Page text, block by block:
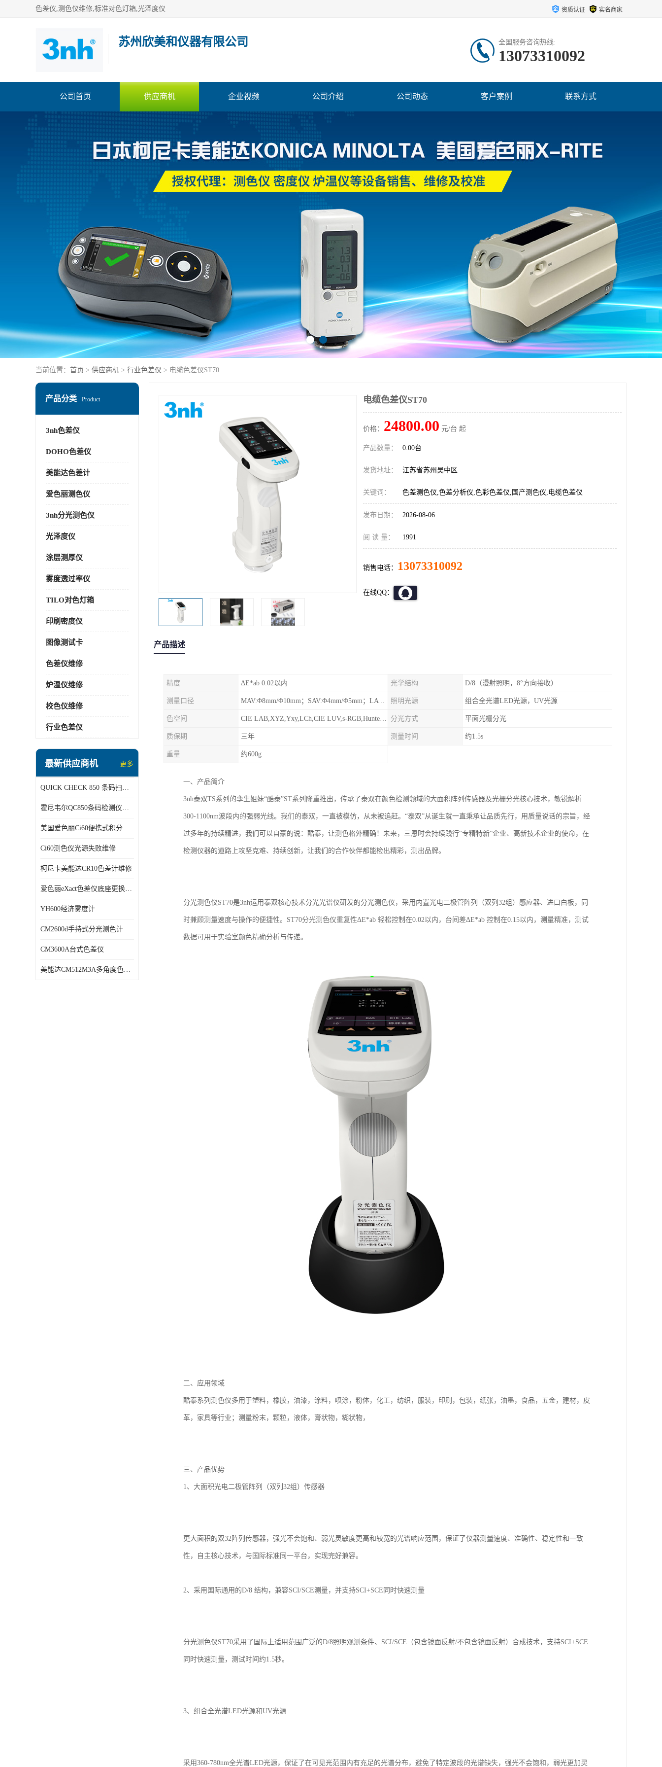
色差仪,测色仪维修,标准对色灯箱,光泽度仪 资质认证 实名商家
苏州欣美和仪器有限公司 全国服务咨询热线:
13073310092
公司首页 供应商机 企业视频 公司介绍 公司动态 客户案例 联系方式
当前位置： 首页 > 供应商机 > 行业色差仪 > 电缆色差仪ST70
产品分类 Product
3nh色差仪
DOHO色差仪
美能达色差计
爱色丽测色仪
3nh分光测色仪
光泽度仪
涂层测厚仪
雾度透过率仪
TILO对色灯箱
印刷密度仪
图像测试卡
色差仪维修
炉温仪维修
校色仪维修
行业色差仪
最新供应商机 更多
QUICK CHECK 850 条码扫描仪维修
霍尼韦尔QC850条码检测仪维修
美国爱色丽Ci60便携式积分球分光光度仪
Ci60测色仪光源失败维修
柯尼卡美能达CR10色差计维修
爱色丽eXact色差仪底座更换维修
YH600经济雾度计
CM2600d手持式分光测色计
CM3600A台式色差仪
美能达CM512M3A多角度色差仪维修
电缆色差仪ST70
价格： 24800.00 元/台 起
产品数量： 0.00台
发货地址： 江苏省苏州吴中区
关键词： 色差测色仪,色差分析仪,色彩色差仪,国产测色仪,电缆色差仪
发布日期： 2026-08-06
阅 读 量： 1991
销售电话： 13073310092
在线QQ：
产品描述
精度 ΔE*ab 0.02以内 光学结构 D/8（漫射照明，8°方向接收）
测量口径 MAV:Φ8mm/Φ10mm；SAV:Φ4mm/Φ5mm；LAV:1x3mm 照明光源 组合全光谱LED光源，UV光源
色空间 CIE LAB,XYZ,Yxy,LCh,CIE LUV,s-RGB,HunterLab,βxy,DIN Lab99,Munsell(C/2) 分光方式 平面光栅分光
质保期 三年 测量时间 约1.5s
重量 约600g
一、产品简介
3nh泰双TS系列的孪生姐妹“酷泰”ST系列隆重推出，传承了泰双在颜色检测领域的大面积阵列传感器及光栅分光核心技术，敏锐解析
300-1100nm波段内的强弱光线。我们的泰双，一直被模仿，从未被追赶。“泰双”从诞生就一直秉承让品质先行，用质量说话的宗旨，经
过多年的持续精进，我们可以自豪的说：酷泰，让测色格外精确！未来，三恩时会持续践行“专精特新”企业、高新技术企业的使命，在
检测仪器的道路上攻坚克难、持续创新，让我们的合作伙伴都能检出精彩，测出品牌。
分光测色仪ST70是3nh运用泰双核心技术分光光谱仪研发的分光测色仪，采用内置光电二极管阵列（双列32组）感应器、进口白板，同
时兼顾测量速度与操作的便捷性。ST70分光测色仪重复性ΔE*ab 轻松控制在0.02以内，台间差ΔE*ab 控制在0.15以内，测量精准，测试
数据可用于实验室颜色精确分析与传递。
二、应用领域
酷泰系列测色仪多用于塑料，橡胶，油漆，涂料，喷涂，粉体，化工，纺织，服装，印刷，包装，纸张，油墨，食品，五金，建材，皮
革，家具等行业；测量粉末，颗粒，液体，膏状物，糊状物，
三、产品优势
1、大面积光电二极管阵列（双列32组）传感器
更大面积的双32阵列传感器，强光不会饱和、弱光灵敏度更高和较宽的光谱响应范围，保证了仪器测量速度、准确性、稳定性和一致
性，自主核心技术，与国际标准同一平台，实现完好兼容。
2、采用国际通用的D/8 结构，兼容SCI/SCE测量，并支持SCI+SCE同时快速测量
分光测色仪ST70采用了国际上适用范围广泛的D/8照明观测条件、SCI/SCE（包含镜面反射/不包含镜面反射）合成技术，支持SCI+SCE
同时快速测量，测试时间约1.5秒。
3、组合全光谱LED光源和UV光源
采用360-780nm全光谱LED光源，保证了在可见光范围内有充足的光谱分布，避免了特定波段的光谱缺失，强光不会饱和，弱光更加灵